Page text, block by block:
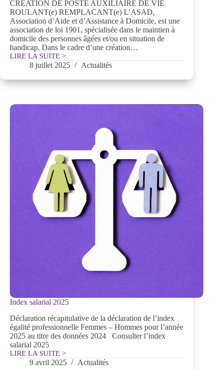
CREATION DE POSTE AUXILIAIRE DE VIE
ROULANT(e) REMPLACANT(e) L’ASAD,
Association d’Aide et d’Assistance à Domicile, est une
association de loi 1901, spécialisée dans le maintien à
domicile des personnes âgées et/ou en situation de
handicap. Dans le cadre d’une création…
LIRE LA SUITE >
Offre
d’emploi
auxiliaire
h/f
remplacante
8 juillet 2025 Actualités
Index salarial 2025
Déclaration récapitulative de la déclaration de l’index
égalité professionnelle Femmes – Hommes pour l’année
2025 au titre des données 2024 Consulter l’index
salarial 2025
LIRE LA SUITE >
Index
salarial9 avril 2025 Actualités